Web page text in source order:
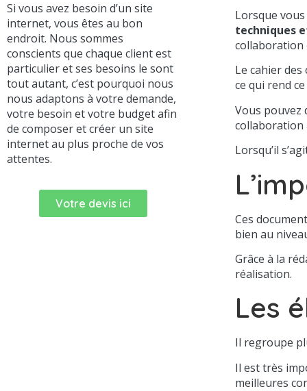
Si vous avez besoin d’un site
internet, vous êtes au bon
endroit. Nous sommes
conscients que chaque client est
particulier et ses besoins le sont
tout autant, c’est pourquoi nous
nous adaptons à votre demande,
votre besoin et votre budget afin
de composer et créer un site
internet au plus proche de vos
attentes.
Votre devis ici
Lorsque
techniques
collaboration
Le cahier
ce qui rend
Vous pouvez
collaboration
Lorsqu’il
Ces
bien au
Grâce à la
réalisation.
Les
Il regroupe
Il est très
meilleures